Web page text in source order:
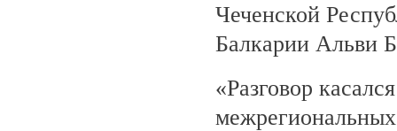
Чеченской
Балкарии Альви
«Разговор